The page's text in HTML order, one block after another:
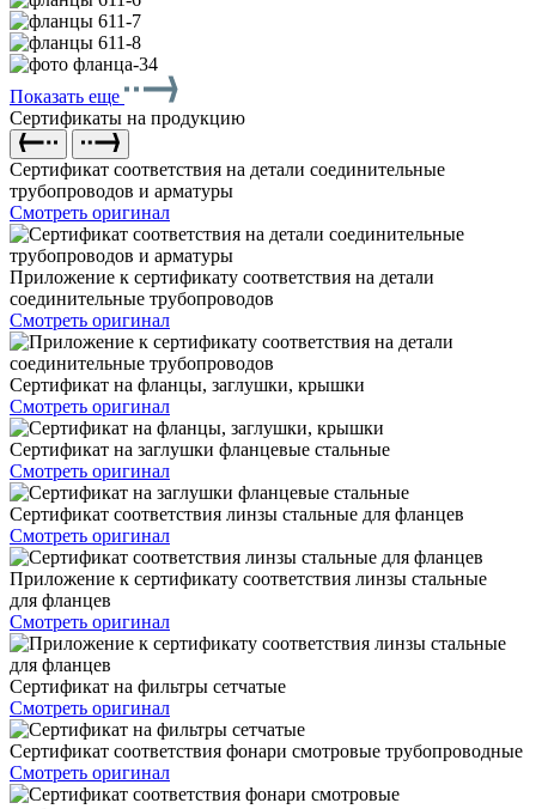
Показать еще
Сертификаты на продукцию
Сертификат соответствия на детали соединительные
трубопроводов и арматуры
Смотреть оригинал
Приложение к сертификату соответствия на детали
соединительные трубопроводов
Смотреть оригинал
Сертификат на фланцы, заглушки, крышки
Смотреть оригинал
Сертификат на заглушки фланцевые стальные
Смотреть оригинал
Сертификат соответствия линзы стальные для фланцев
Смотреть оригинал
Приложение к сертификату соответствия линзы стальные
для фланцев
Смотреть оригинал
Сертификат на фильтры сетчатые
Смотреть оригинал
Сертификат соответствия фонари смотровые трубопроводные
Смотреть оригинал